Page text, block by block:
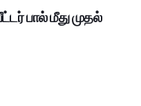
பால் மீது முதல்